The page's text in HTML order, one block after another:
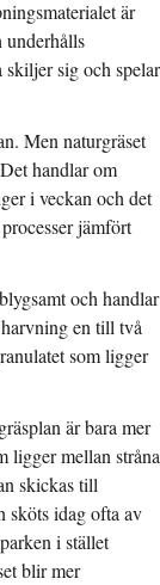
är
underhålls
sig och spelar
Men naturgräset
handlar om
i veckan och det
jämfört
och handlar
en till två
som ligger
är bara mer
ligger mellan stråna
skickas till
sköts idag ofta av
i stället
blir mer